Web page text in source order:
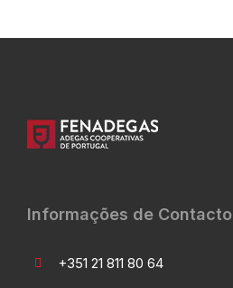
Informações de Contacto
+351 21 811 80 64